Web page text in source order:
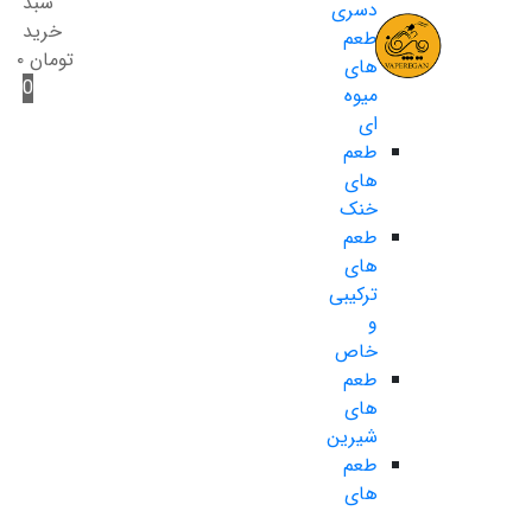
دسری
طعم
های
میوه
ای
طعم
های
خنک
طعم
های
ترکیبی
و
خاص
طعم
های
شیرین
طعم
های
خرید
تومان ۰
0